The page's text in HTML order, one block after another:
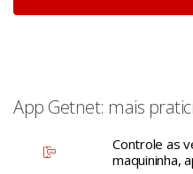
App Getnet: mais
Controle as
maquininha,